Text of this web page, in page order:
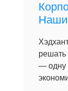
Наши
решать
— одну